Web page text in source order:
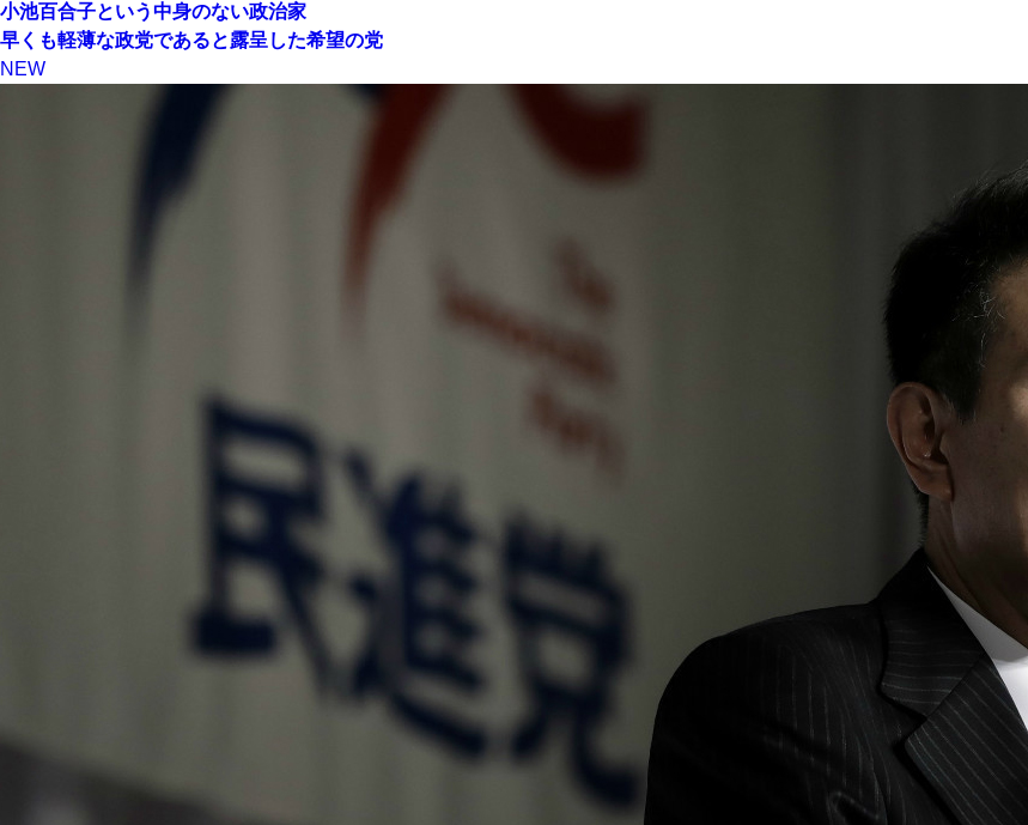
小池百合子という中身のない政治家
早くも軽薄な政党であると露呈した希望の党
NEW